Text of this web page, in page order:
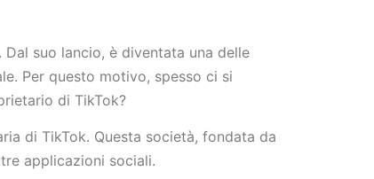
suo lancio, è diventata una delle
Per questo motivo, spesso ci si
di TikTok?
di TikTok. Questa società, fondata da
applicazioni sociali.